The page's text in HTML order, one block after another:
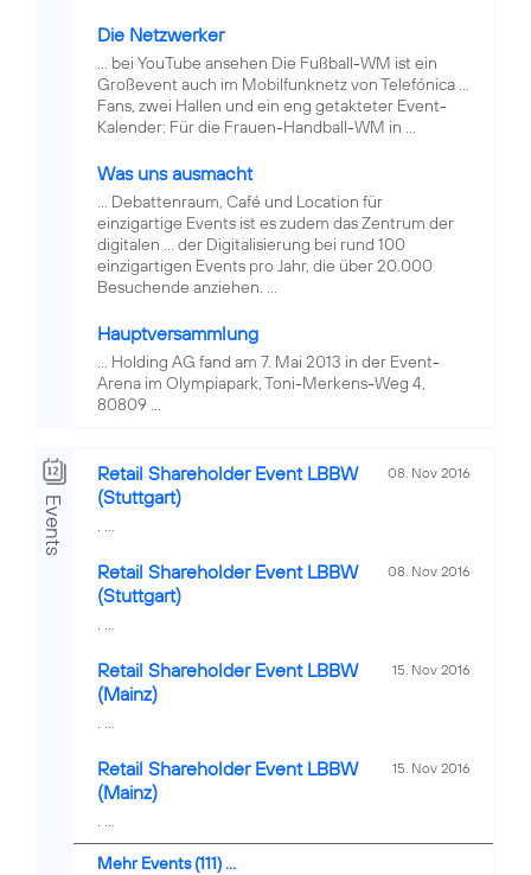
Die Netzwerker
... bei YouTube ansehen Die Fußball-WM ist ein
Großevent auch im Mobilfunknetz von Telefónica ...
Fans, zwei Hallen und ein eng getakteter Event-
Kalender: Für die Frauen-Handball-WM in ...
Was uns ausmacht
... Debattenraum, Café und Location für
einzigartige Events ist es zudem das Zentrum der
digitalen ... der Digitalisierung bei rund 100
einzigartigen Events pro Jahr, die über 20.000
Besuchende anziehen. ...
Hauptversammlung
... Holding AG fand am 7. Mai 2013 in der Event-
Arena im Olympiapark, Toni-Merkens-Weg 4,
80809 ...
Events
Retail Shareholder Event LBBW
(Stuttgart)
08. Nov 2016
. ...
Retail Shareholder Event LBBW
(Stuttgart)
08. Nov 2016
. ...
Retail Shareholder Event LBBW
(Mainz)
15. Nov 2016
. ...
Retail Shareholder Event LBBW
(Mainz)
15. Nov 2016
. ...
Mehr Events (111) ...